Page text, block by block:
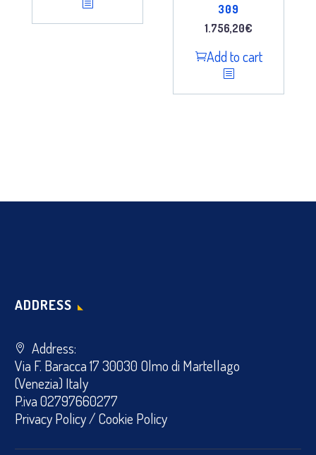
309
1.756,20€
Add to cart
ADDRESS
Address:
Via F. Baracca 17 30030 Olmo di Martellago
(Venezia) Italy
P.iva 02797660277
Privacy Policy/Cookie Policy